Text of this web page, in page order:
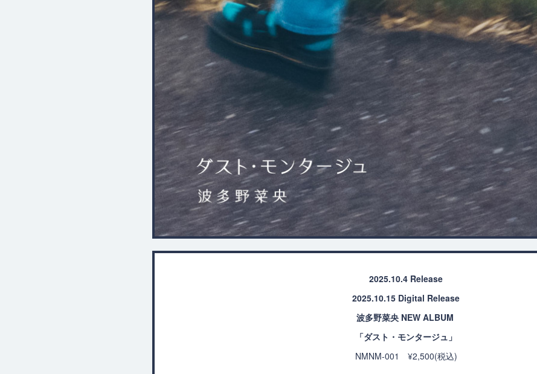
2025.10.4 Release
2025.10.15 Digital Release
波多野菜央 NEW ALBUM
「ダスト・モンタージュ」
NMNM-001 ¥2,500(税込)